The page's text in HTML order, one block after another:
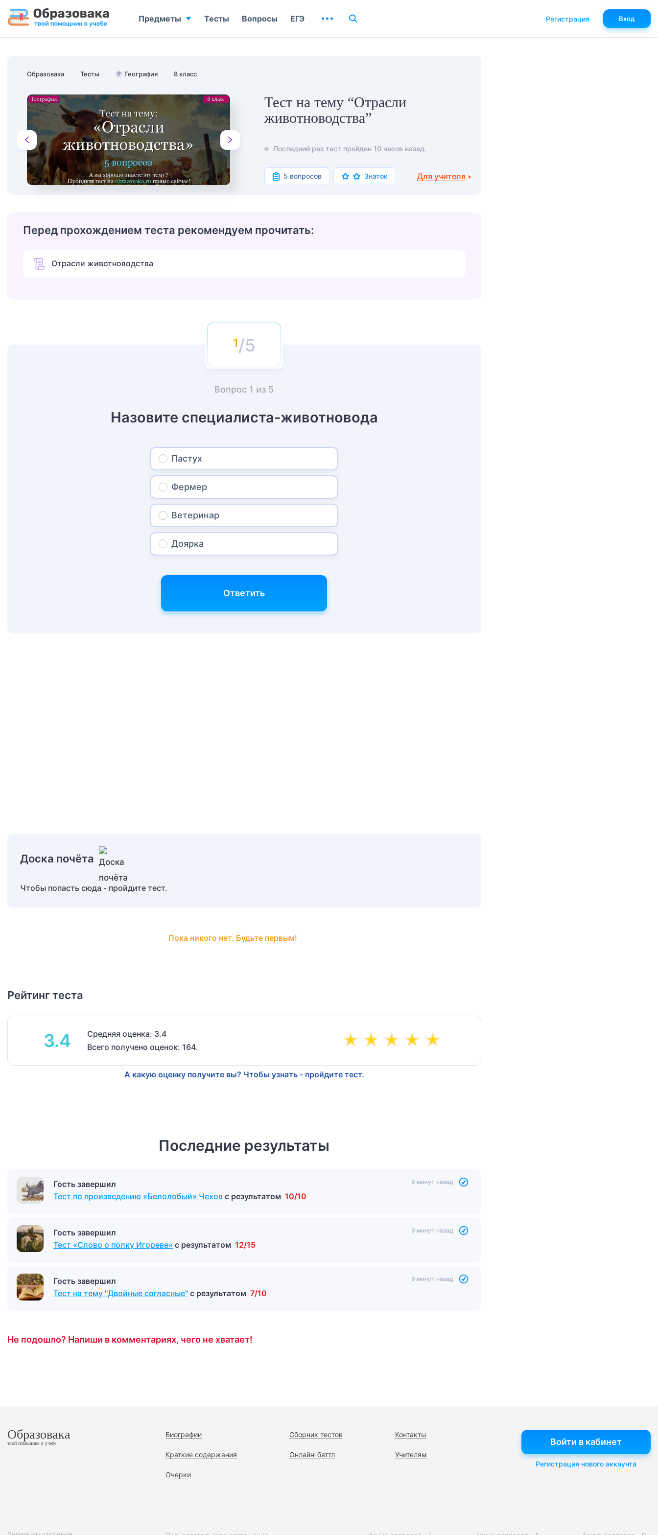
Образовака Тесты 🌍 География 8 класс
Тест на тему “Отрасли
животноводства”
Последний раз тест пройден 10 часов назад.
5 вопросов Знаток Для учителя
Перед прохождением теста рекомендуем прочитать:
Отрасли животноводства
/5
Вопрос 1 из 5
Назовите специалиста-животновода
Пастух
Фермер
Ветеринар
Доярка
Ответить
Доска почёта
Чтобы попасть сюда - пройдите тест.
Пока никого нет. Будьте первым!
Рейтинг теста
3.4
Средняя оценка: 3.4
Всего получено оценок: 164.
А какую оценку получите вы? Чтобы узнать - пройдите тест.
Последние результаты
Гость завершил
Тест по произведению «Белолобый» Чехов с результатом 10/10
9 минут назад
Гость завершил
Тест «Слово о полку Игореве» с результатом 12/15
9 минут назад
Гость завершил
Тест на тему "Двойные согласные" с результатом 7/10
9 минут назад
Не подошло? Напиши в комментариях, чего не хватает!
Предметы Тесты Вопросы ЕГЭ Регистрация Вход
Образовака
твой помощник в учебе
Биографии
Краткие содержания
Очерки
Сборник тестов
Онлайн-баттл
Контакты
Учителям
Войти в кабинет
Регистрация нового аккаунта